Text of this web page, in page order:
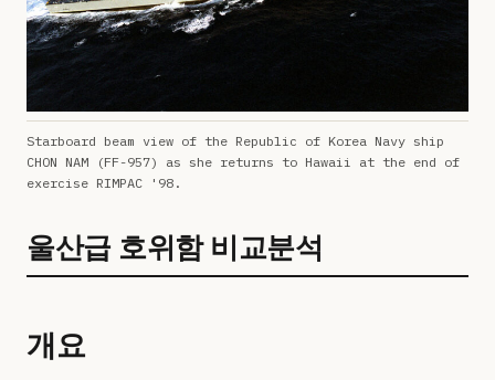
Starboard beam view of the Republic of Korea Navy ship
CHON NAM (FF-957) as she returns to Hawaii at the end of
exercise RIMPAC '98.
울산급 호위함 비교분석
개요